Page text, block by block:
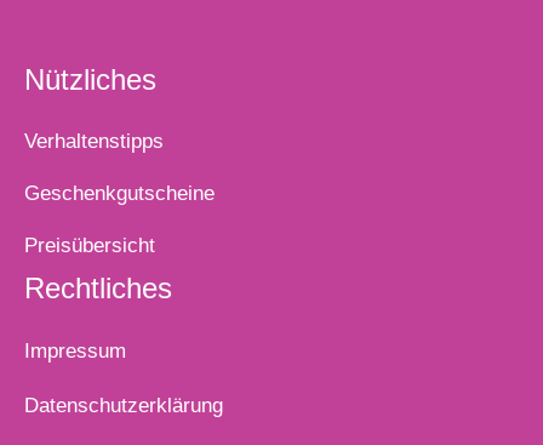
Nützliches
Verhaltenstipps
Geschenkgutscheine
Preisübersicht
Rechtliches
Impressum
Datenschutzerklärung